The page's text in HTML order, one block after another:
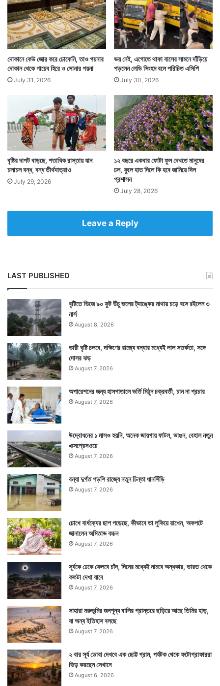
দোকানে কেউ জোর করে ঢোকেনি, তাও গয়নার
দোকান থেকে গায়েব হিরে ও সোনার গয়না
July 31, 2026
ভয় নেই, এগোতে থাকা বাসের সামনে দাঁড়িয়ে
পড়লেন লেডি সিংহম বলে পরিচিত এসিপি
July 30, 2026
বৃষ্টির দাপট বাড়ছে, শতাধিক রাস্তায় যান
চলাচল বন্ধ, বন্ধ তীর্থযাত্রাও
July 29, 2026
১২ বছরে একবার ফোটা ফুল দেখতে মানুষের
ঢল, ফুলে হাত দিলে কি হবে জানিয়ে দিল
প্রশাসন
July 28, 2026
Leave a Reply
LAST PUBLISHED
বৃষ্টিতে ভিজে ৯০ ফুট উঁচু জলের ট্যাঙ্কের মাথায় চড়ে বসে রইলেন ৩
নার্স
August 8, 2026
ভারী বৃষ্টি চলবে, দক্ষিণের রাজ্যে বন্যার মধ্যেই লাল সতর্কতা, সঙ্গে
দোসর ঝড়
August 7, 2026
অপারেশনের জন্য হাসপাতালে ভর্তি মিঠুন চক্রবর্তী, চান না প্রচার
August 7, 2026
উদ্বোধনের ১ মাসও হয়নি, অনেক জায়গায় ফাটল, ভাঙন, বেহাল নতুন
এক্সপ্রেসওয়ে
August 7, 2026
বন্যা দুর্গত পড়শি রাজ্যে নতুন চিন্তা ধানসিঁড়ি
August 7, 2026
চোখে বার্ধক্যের ছাপ পড়েছে, কীভাবে তা লুকিয়ে রাখেন, অকপটে
জানালেন অমিতাভ বচ্চন
August 7, 2026
সূর্যকে ঢেকে ফেলবে চাঁদ, দিনের মধ্যেই নামবে অন্ধকার, ভারত থেকে
কতটা দেখা যাবে
August 7, 2026
সাহারা মরুভূমির জনশূন্য বালির প্রান্তরে ছড়িয়ে আছে তিমির হাড়,
যা অন্য ইতিহাস বলছে
August 7, 2026
২ বার সূর্য ডোবা দেখবে এক ছোট্ট গ্রাম, পর্যটক থেকে ফটোগ্রাফাররা
ভিড় করছেন সেখানে
August 6, 2026